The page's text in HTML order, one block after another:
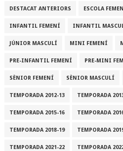
DESTACAT ANTERIORS ESCOLA
INFANTIL FEMENÍ INFANTIL
JÚNIOR MASCULÍ MINI FEMENÍ
PRE-INFANTIL FEMENÍ PRE-MINI
SÈNIOR FEMENÍ SÈNIOR MASCULÍ
TEMPORADA 2012-13 TEMPORADA
TEMPORADA 2015-16 TEMPORADA
TEMPORADA 2018-19 TEMPORADA
TEMPORADA 2021-22 TEMPORADA